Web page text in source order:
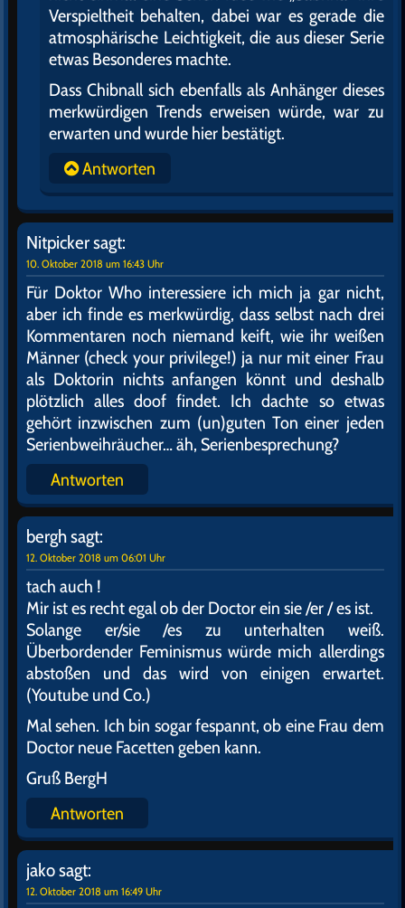
Verspieltheit behalten, dabei war es gerade die
atmosphärische Leichtigkeit, die aus dieser Serie
etwas Besonderes machte.
Dass Chibnall sich ebenfalls als Anhänger dieses
merkwürdigen Trends erweisen würde, war zu
erwarten und wurde hier bestätigt.
Antworten
Nitpickersagt:
10. Oktober 2018 um 16:43 Uhr
Für Doktor Who interessiere ich mich ja gar nicht,
aber ich finde es merkwürdig, dass selbst nach drei
Kommentaren noch niemand keift, wie ihr weißen
Männer (check your privilege!) ja nur mit einer Frau
als Doktorin nichts anfangen könnt und deshalb
plötzlich alles doof findet. Ich dachte so etwas
gehört inzwischen zum (un)guten Ton einer jeden
Serienbweihräucher… äh, Serienbesprechung?
Antworten
berghsagt:
12. Oktober 2018 um 06:01 Uhr
tach auch !
Mir ist es recht egal ob der Doctor ein sie /er / es ist.
Solange er/sie /es zu unterhalten weiß.
Überbordender Feminismus würde mich allerdings
abstoßen und das wird von einigen erwartet.
(Youtube und Co.)
Mal sehen. Ich bin sogar fespannt, ob eine Frau dem
Doctor neue Facetten geben kann.
Gruß BergH
Antworten
jakosagt:
12. Oktober 2018 um 16:49 Uhr